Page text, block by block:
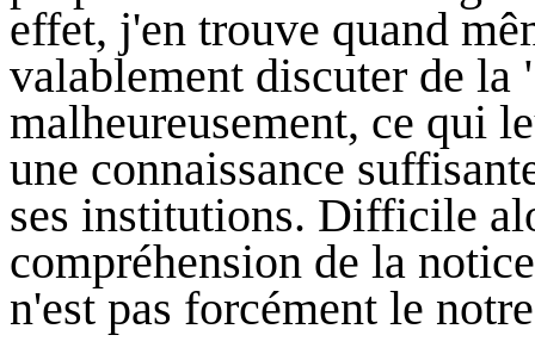
effet, j'en trouve quand
valablement discuter de
malheureusement, ce qui
une connaissance
ses institutions. Difficile
compréhension de la
n'est pas forcément le